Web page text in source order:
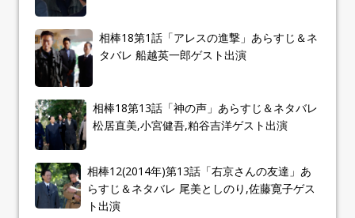
相棒18第1話「アレスの進撃」あらすじ＆ネ
タバレ 船越英一郎ゲスト出演
相棒18第13話「神の声」あらすじ＆ネタバレ
松居直美,小宮健吾,粕谷吉洋ゲスト出演
相棒12(2014年)第13話「右京さんの友達」あ
らすじ＆ネタバレ 尾美としのり,佐藤寛子ゲス
ト出演